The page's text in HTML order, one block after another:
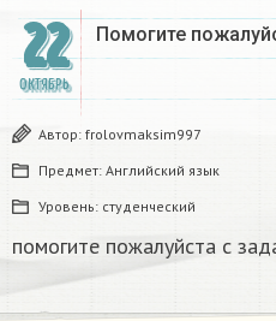
22
ОКТЯБРЬ
Помогите
Автор: frolovmaksim997
Предмет: Английский язык
Уровень: студенческий
помогите пожалуйста с